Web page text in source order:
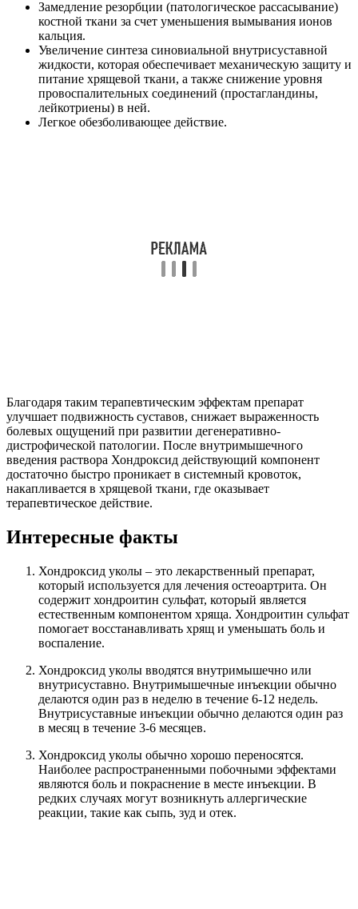
Замедление резорбции (патологическое рассасывание)
костной ткани за счет уменьшения вымывания ионов
кальция.
Увеличение синтеза синовиальной внутрисуставной
жидкости, которая обеспечивает механическую защиту и
питание хрящевой ткани, а также снижение уровня
провоспалительных соединений (простагландины,
лейкотриены) в ней.
Легкое обезболивающее действие.
Благодаря таким терапевтическим эффектам препарат
улучшает подвижность суставов, снижает выраженность
болевых ощущений при развитии дегенеративно-
дистрофической патологии. После внутримышечного
введения раствора Хондроксид действующий компонент
достаточно быстро проникает в системный кровоток,
накапливается в хрящевой ткани, где оказывает
терапевтическое действие.
Интересные факты
Хондроксид уколы – это лекарственный препарат,
который используется для лечения остеоартрита. Он
содержит хондроитин сульфат, который является
естественным компонентом хряща. Хондроитин сульфат
помогает восстанавливать хрящ и уменьшать боль и
воспаление.
Хондроксид уколы вводятся внутримышечно или
внутрисуставно. Внутримышечные инъекции обычно
делаются один раз в неделю в течение 6-12 недель.
Внутрисуставные инъекции обычно делаются один раз
в месяц в течение 3-6 месяцев.
Хондроксид уколы обычно хорошо переносятся.
Наиболее распространенными побочными эффектами
являются боль и покраснение в месте инъекции. В
редких случаях могут возникнуть аллергические
реакции, такие как сыпь, зуд и отек.